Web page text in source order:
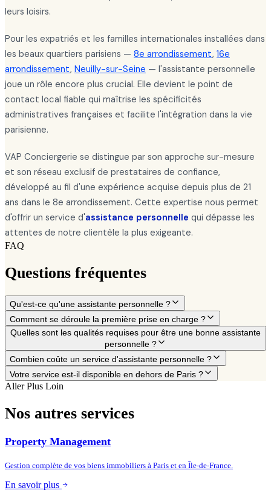
leurs loisirs.
Pour les expatriés et les familles internationales installées dans
les beaux quartiers parisiens — 8e arrondissement, 16e
arrondissement, Neuilly-sur-Seine — l'assistante personnelle
joue un rôle encore plus crucial. Elle devient le point de
contact local fiable qui maîtrise les spécificités
administratives françaises et facilite l'intégration dans la vie
parisienne.
VAP Conciergerie se distingue par son approche sur-mesure
et son réseau exclusif de prestataires de confiance,
développé au fil d'une expérience acquise depuis plus de 21
ans dans le 8e arrondissement. Cette expertise nous permet
d'offrir un service d'assistance personnelle qui dépasse les
attentes de notre clientèle la plus exigeante.
FAQ
Questions fréquentes
Qu'est-ce qu'une assistante personnelle ?
Comment se déroule la première prise en charge ?
Quelles sont les qualités requises pour être une bonne assistante
personnelle ?
Combien coûte un service d'assistante personnelle ?
Votre service est-il disponible en dehors de Paris ?
Aller Plus Loin
Nos autres services
Property Management
Gestion complète de vos biens immobiliers à Paris et en Île-de-France.
En savoir plus